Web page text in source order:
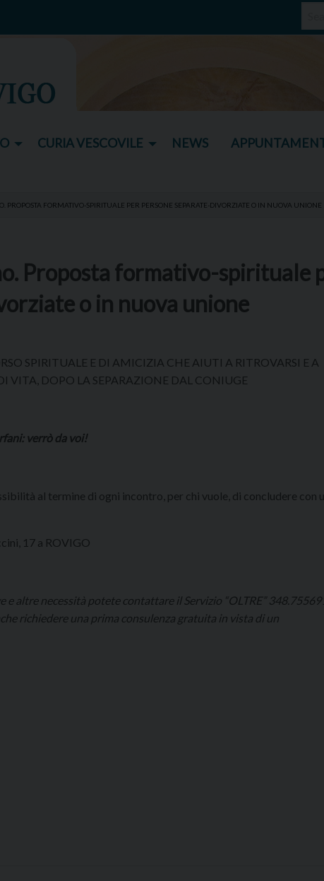
CURIA VESCOVILE NEWS
PROPOSTA FORMATIVO-SPIRITUALE PER PERSONE SEPARATE-DIVORZIATE O IN NUOVA UNIONE
Proposta formativo-spirituale
o in nuova unione
SPIRITUALE E DI AMICIZIA CHE AIUTI A RITROVARSI E A
DOPO LA SEPARAZIONE DAL CONIUGE
verrò da voi!
al termine di ogni incontro, per chi vuole, di concludere con
17 a ROVIGO
altre necessità potete contattare il Servizio “OLTRE”
richiedere una prima consulenza gratuita in vista di un